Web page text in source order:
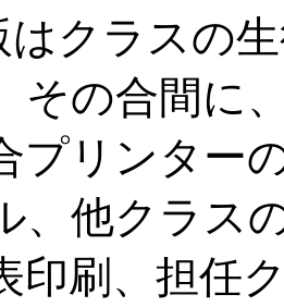
はクラスの
その合間に
プリンター
、他クラス
印刷、担任